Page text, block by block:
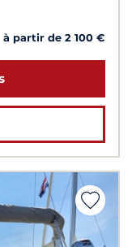
à partir de 2 100 €